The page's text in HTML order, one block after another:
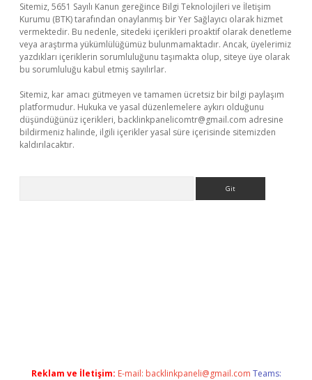
Sitemiz, 5651 Sayılı Kanun gereğince Bilgi Teknolojileri ve İletişim
Kurumu (BTK) tarafından onaylanmış bir Yer Sağlayıcı olarak hizmet
vermektedir. Bu nedenle, sitedeki içerikleri proaktif olarak denetleme
veya araştırma yükümlülüğümüz bulunmamaktadır. Ancak, üyelerimiz
yazdıkları içeriklerin sorumluluğunu taşımakta olup, siteye üye olarak
bu sorumluluğu kabul etmiş sayılırlar.
Sitemiz, kar amacı gütmeyen ve tamamen ücretsiz bir bilgi paylaşım
platformudur. Hukuka ve yasal düzenlemelere aykırı olduğunu
düşündüğünüz içerikleri, backlinkpanelicomtr@gmail.com adresine
bildirmeniz halinde, ilgili içerikler yasal süre içerisinde sitemizden
kaldırılacaktır.
Reklam ve İletişim: E-mail: backlinkpaneli@gmail.com Teams: